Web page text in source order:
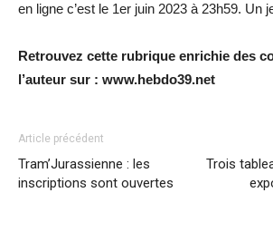
en ligne c’est le 1er juin 2023 à 23h59. Un
Retrouvez cette rubrique enrichie des
l’auteur sur : www.hebdo39.net
Article précédent
Tram’Jurassienne : les
inscriptions sont ouvertes
Trois